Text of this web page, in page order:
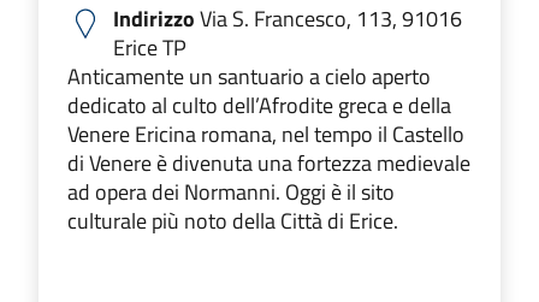
IndirizzoVia S. Francesco, 113, 91016
Erice TP
Anticamente un santuario a cielo aperto
dedicato al culto dell’Afrodite greca e della
Venere Ericina romana, nel tempo il Castello
di Venere è divenuta una fortezza medievale
ad opera dei Normanni. Oggi è il sito
culturale più noto della Città di Erice.